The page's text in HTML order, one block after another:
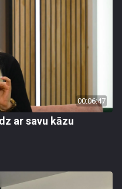
00:06:47
ar savu kāzu